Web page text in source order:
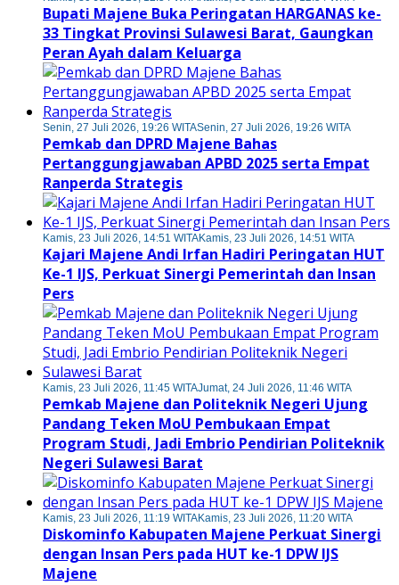
Bupati Majene Buka Peringatan HARGANAS ke-
33 Tingkat Provinsi Sulawesi Barat, Gaungkan
Peran Ayah dalam Keluarga
Senin, 27 Juli 2026, 19:26 WITASenin, 27 Juli 2026, 19:26 WITA
Pemkab dan DPRD Majene Bahas
Pertanggungjawaban APBD 2025 serta Empat
Ranperda Strategis
Kamis, 23 Juli 2026, 14:51 WITAKamis, 23 Juli 2026, 14:51 WITA
Kajari Majene Andi Irfan Hadiri Peringatan HUT
Ke-1 IJS, Perkuat Sinergi Pemerintah dan Insan
Pers
Kamis, 23 Juli 2026, 11:45 WITAJumat, 24 Juli 2026, 11:46 WITA
Pemkab Majene dan Politeknik Negeri Ujung
Pandang Teken MoU Pembukaan Empat
Program Studi, Jadi Embrio Pendirian Politeknik
Negeri Sulawesi Barat
Kamis, 23 Juli 2026, 11:19 WITAKamis, 23 Juli 2026, 11:20 WITA
Diskominfo Kabupaten Majene Perkuat Sinergi
dengan Insan Pers pada HUT ke-1 DPW IJS
Majene